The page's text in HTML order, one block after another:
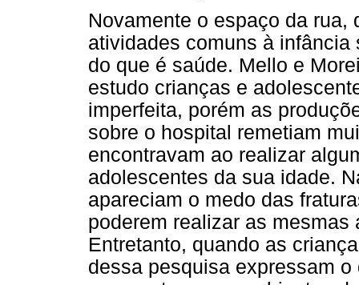
Novamente o espaço da rua,
atividades comuns à
do que é saúde. Mello e
estudo crianças e
imperfeita, porém as
sobre o hospital remetiam
encontravam ao realizar
adolescentes da sua idade.
apareciam o medo das
poderem realizar as
Entretanto, quando as
dessa pesquisa expressam